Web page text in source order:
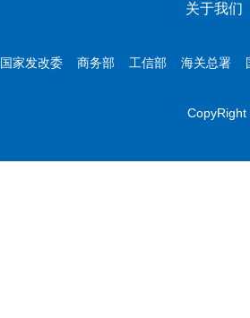
关于我们
国家发改委 商务部 工信部 海关总署